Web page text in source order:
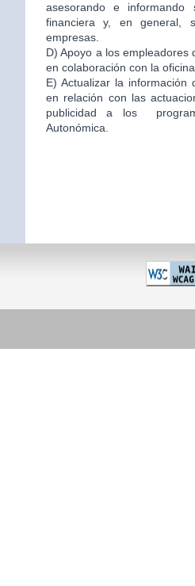
asesorando e
financiera y, en general,
empresas.
D) Apoyo a los
en colaboración con la
E) Actualizar la
en relación con las
publicidad a los
Autonómica.